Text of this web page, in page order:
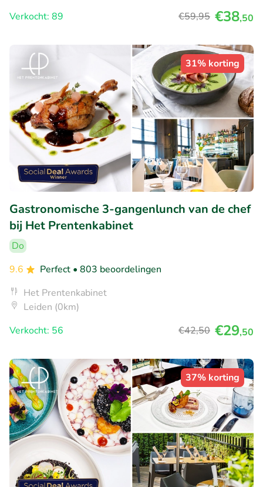
Verkocht: 89
€59,95 €38,50
31% korting
Gastronomische 3-gangenlunch van de chef
bij Het Prentenkabinet
Do
9.6
Perfect • 803 beoordelingen
Het Prentenkabinet
Leiden (0km)
Verkocht: 56
€42,50 €29,50
37% korting